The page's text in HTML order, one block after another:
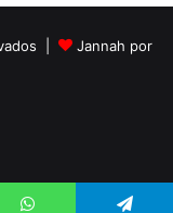
|
Jannah por